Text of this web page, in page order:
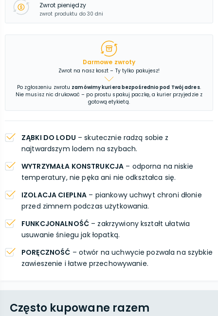
Zwrot pieniędzy
zwrot produktu do 30 dni
Darmowe zwroty
Zwrot na nasz koszt – Ty tylko pakujesz!
Po zgłoszeniu zwrotu zamówimy kuriera bezpośrednio pod Twój adres.
Nie musisz nic drukować – po prostu spakuj paczkę, a kurier przyjedzie z
gotową etykietą.
ZĄBKI DO LODU – skutecznie radzą sobie z
najtwardszym lodem na szybach.
WYTRZYMAŁA KONSTRUKCJA – odporna na niskie
temperatury, nie pęka ani nie odkształca się.
IZOLACJA CIEPLNA – piankowy uchwyt chroni dłonie
przed zimnem podczas użytkowania.
FUNKCJONALNOŚĆ– zakrzywiony kształt ułatwia
usuwanie śniegu jak łopatką.
PORĘCZNOŚĆ – otwór na uchwycie pozwala na szybkie
zawieszenie i łatwe przechowywanie.
Często kupowane razem